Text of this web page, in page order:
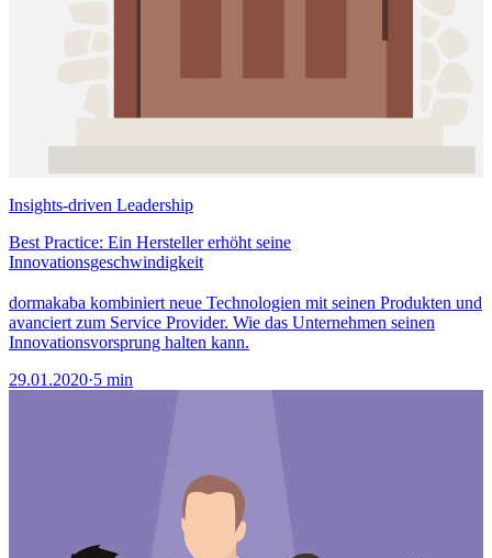
Insights-driven Leadership
Best Practice: Ein Hersteller erhöht seine
Innovationsgeschwindigkeit
dormakaba kombiniert neue Technologien mit seinen Produkten und
avanciert zum Service Provider. Wie das Unternehmen seinen
Innovationsvorsprung halten kann.
29.01.2020·5 min